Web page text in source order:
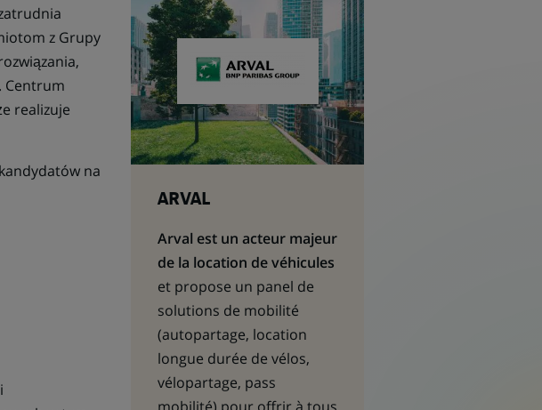
z Grupy
Centrum
realizuje
na
ARVAL
Arval est un acteur majeur
de la location de véhicules
et propose un panel de
solutions de mobilité
(autopartage, location
longue durée de vélos,
vélopartage, pass